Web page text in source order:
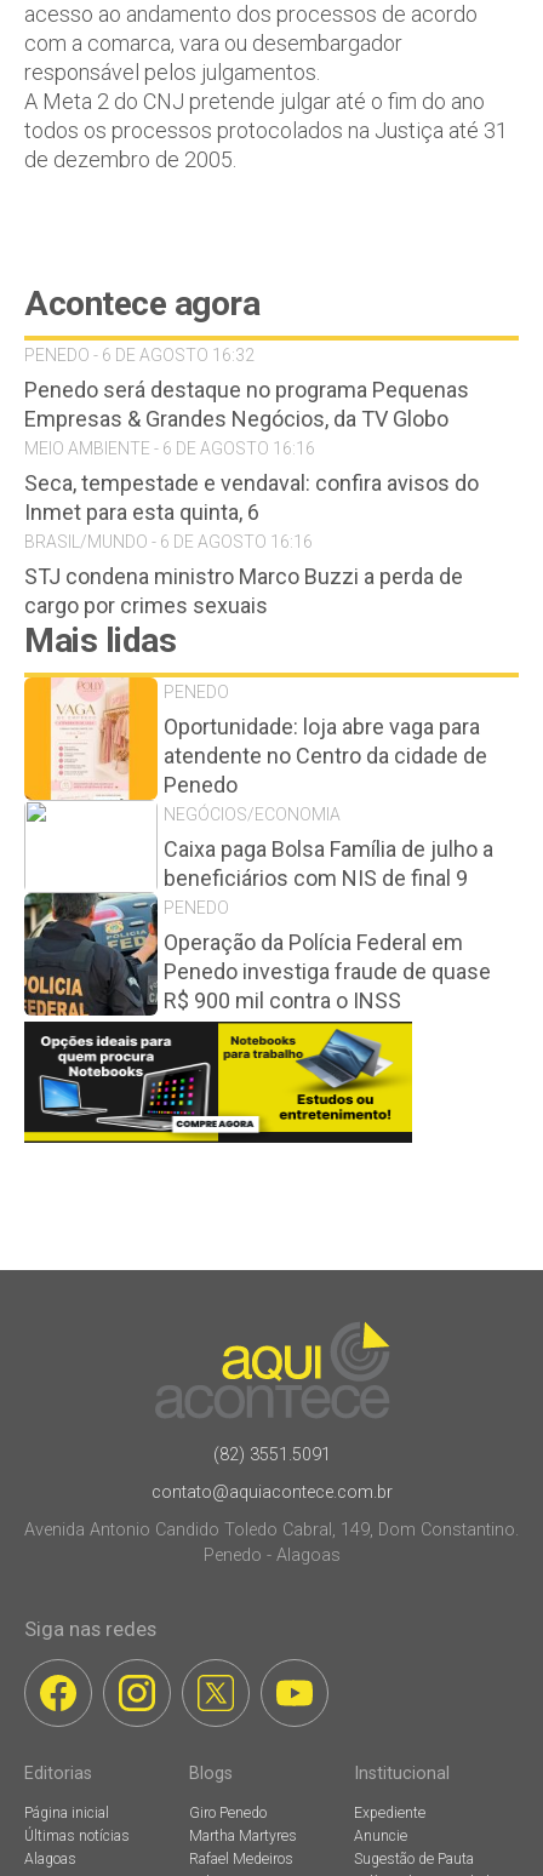
acesso ao andamento dos processos de acordo
com a comarca, vara ou desembargador
responsável pelos julgamentos.
A Meta 2 do CNJ pretende julgar até o fim do ano
todos os processos protocolados na Justiça até 31
de dezembro de 2005.
Acontece agora
PENEDO - 6 DE AGOSTO 16:32
Penedo será destaque no programa Pequenas
Empresas & Grandes Negócios, da TV Globo
MEIO AMBIENTE - 6 DE AGOSTO 16:16
Seca, tempestade e vendaval: confira avisos do
Inmet para esta quinta, 6
BRASIL/MUNDO - 6 DE AGOSTO 16:16
STJ condena ministro Marco Buzzi a perda de
cargo por crimes sexuais
Mais lidas
PENEDO
Oportunidade: loja abre vaga para
atendente no Centro da cidade de
Penedo
NEGÓCIOS/ECONOMIA
Caixa paga Bolsa Família de julho a
beneficiários com NIS de final 9
PENEDO
Operação da Polícia Federal em
Penedo investiga fraude de quase
R$ 900 mil contra o INSS
(82) 3551.5091
contato@aquiacontece.com.br
Avenida Antonio Candido Toledo Cabral, 149, Dom Constantino.
Penedo - Alagoas
Siga nas redes
Editorias
Página inicial
Últimas notícias
Alagoas
Blogs
Giro Penedo
Martha Martyres
Rafael Medeiros
Institucional
Expediente
Anuncie
Sugestão de Pauta